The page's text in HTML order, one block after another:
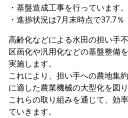
・基盤造成工事を行っています。
・進捗状況は7月末時点で37.7％
高齢化などによる水田の担い手
区画化や汎用化などの基盤整備を
実施します。
これにより、担い手への農地集
に適した農業機械の大型化を図り
これらの取り組みを通じて、効
ていきます。